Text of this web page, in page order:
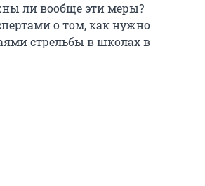
ли вообще эти меры?
о том, как нужно
стрельбы в школах в